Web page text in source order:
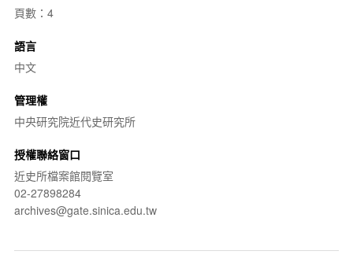
頁數：4
語言
中文
管理權
中央研究院近代史研究所
授權聯絡窗口
近史所檔案館閱覽室
02-27898284
archives@gate.sinica.edu.tw